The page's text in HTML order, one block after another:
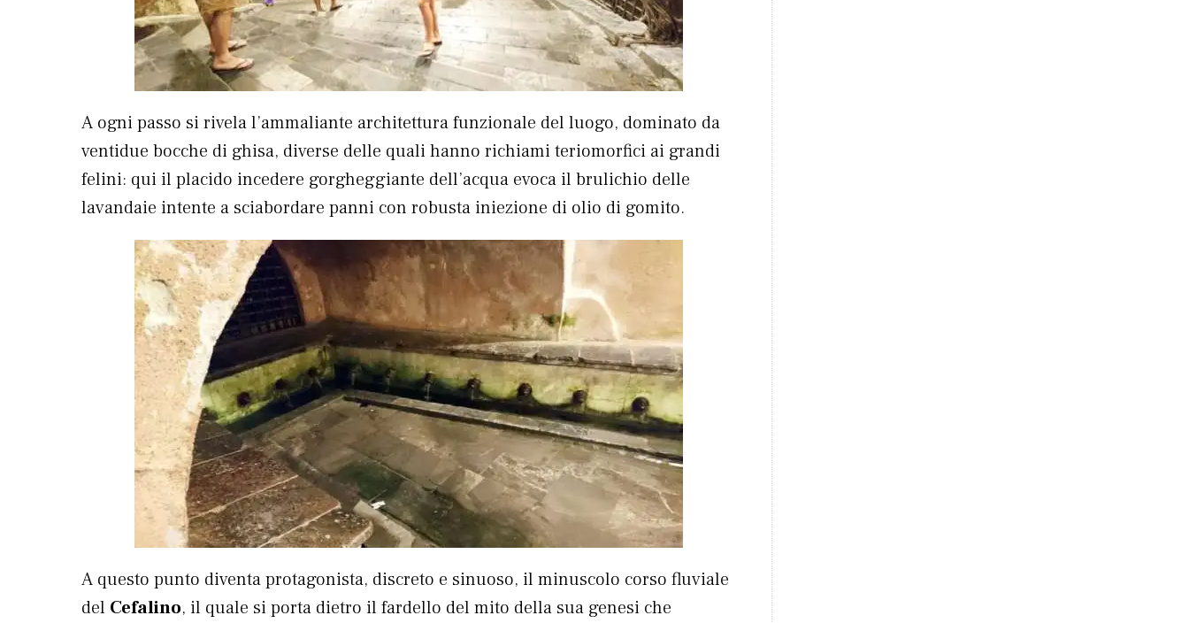
A ogni passo si rivela l’ammaliante architettura funzionale del luogo, dominato da
ventidue bocche di ghisa, diverse delle quali hanno richiami teriomorfici ai grandi
felini: qui il placido incedere gorgheggiante dell’acqua evoca il brulichio delle
lavandaie intente a sciabordare panni con robusta iniezione di olio di gomito.
A questo punto diventa protagonista, discreto e sinuoso, il minuscolo corso fluviale
del Cefalino, il quale si porta dietro il fardello del mito della sua genesi che